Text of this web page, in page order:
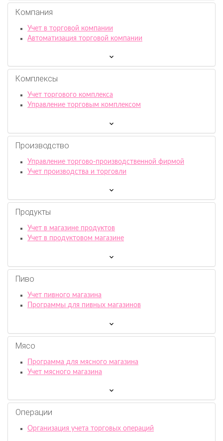
Компания
Учет в торговой компании
Автоматизация торговой компании
Комплексы
Учет торгового комплекса
Управление торговым комплексом
Производство
Управление торгово-производственной фирмой
Учет производства и торговли
Продукты
Учет в магазине продуктов
Учет в продуктовом магазине
Пиво
Учет пивного магазина
Программы для пивных магазинов
Мясо
Программа для мясного магазина
Учет мясного магазина
Операции
Организация учета торговых операций